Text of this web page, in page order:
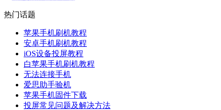
热门话题
苹果手机刷机教程
安卓手机刷机教程
iOS设备投屏教程
白苹果手机刷机教程
无法连接手机
爱思助手验机
苹果手机固件下载
投屏常见问题及解决方法